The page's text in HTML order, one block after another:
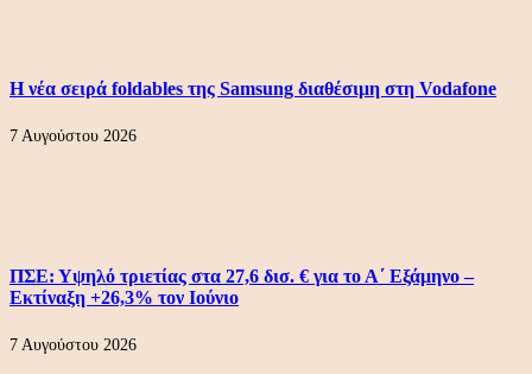
Η νέα σειρά foldables της Samsung διαθέσιμη στη Vodafone
7 Αυγούστου 2026
ΠΣΕ: Υψηλό τριετίας στα 27,6 δισ. € για το Α΄ Εξάμηνο –
Εκτίναξη +26,3% τον Ιούνιο
7 Αυγούστου 2026